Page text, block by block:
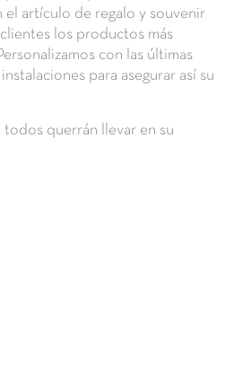
artículo de regalo y souvenir
los productos más
con las últimas
para asegurar así su
todos querrán llevar en su